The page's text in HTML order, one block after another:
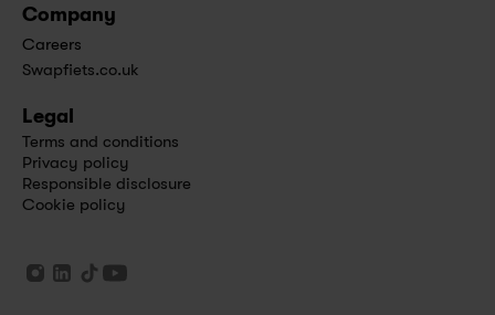
Company
Careers
Swapfiets.co.uk
Legal
Terms and conditions
Privacy policy
Responsible disclosure
Cookie policy